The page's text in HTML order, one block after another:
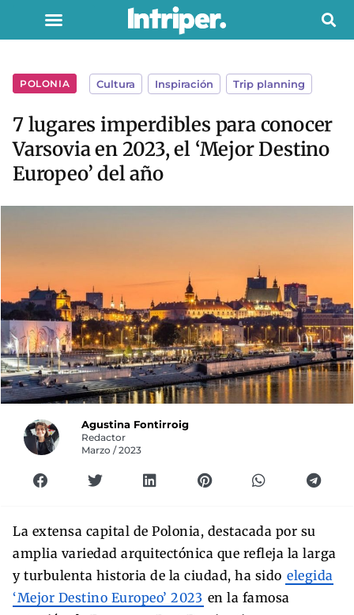
POLONIA Cultura Inspiración Trip planning
7 lugares imperdibles para conocer
Varsovia en 2023, el ‘Mejor Destino
Europeo’ del año
Agustina Fontirroig
Redactor
Marzo / 2023
La extensa capital de Polonia, destacada por su
amplia variedad arquitectónica que refleja la larga
y turbulenta historia de la ciudad, ha sido elegida
‘Mejor Destino Europeo’ 2023 en la famosa